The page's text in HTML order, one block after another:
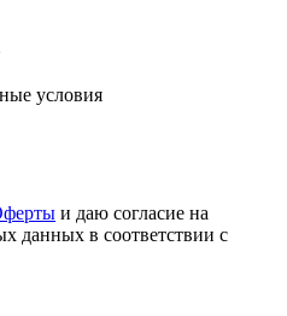
условия
и даю согласие на
данных в соответствии с